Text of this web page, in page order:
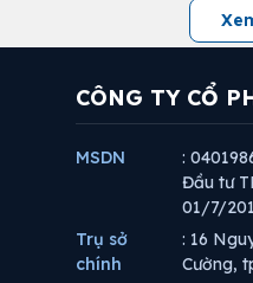
CÔNG TY CỔ
MSDN
:
Đầu tư
01/7/
Trụ sở
chính
: 16
Cường,